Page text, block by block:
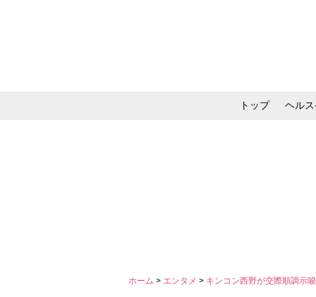
トップ ヘル
ホーム > エンタメ > キンコン西野が交際順調示